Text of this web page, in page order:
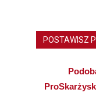
POSTAWISZ